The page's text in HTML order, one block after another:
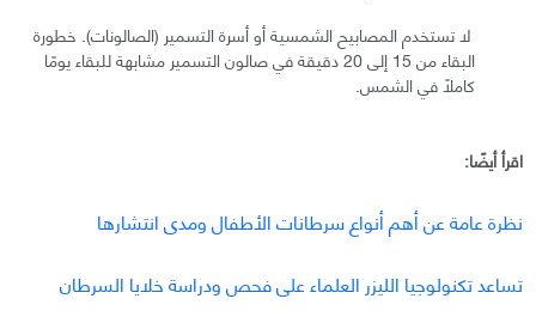
لا تستخدم المصابيح الشمسية أو أسرة التسمير (الصالونات). خطورة
البقاء من 15 إلى 20 دقيقة في صالون التسمير مشابهة للبقاء يومًا
كاملًا في الشمس.
اقرأ أيضًا:
نظرة عامة عن أهم أنواع سرطانات الأطفال ومدى انتشارها
تساعد تكنولوجيا الليزر العلماء على فحص ودراسة خلايا السرطان